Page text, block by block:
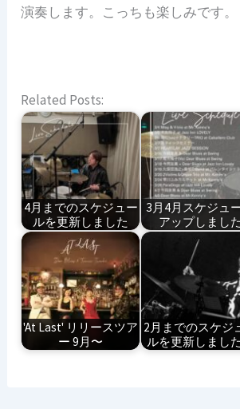
演奏します。こっちも楽しみです。
Related Posts:
4月までのスケジュー
ルを更新しました
3月4月スケジュ
アップしました
'At Last' リリースツア
ー 9月〜
2月までのスケジ
ルを更新しました